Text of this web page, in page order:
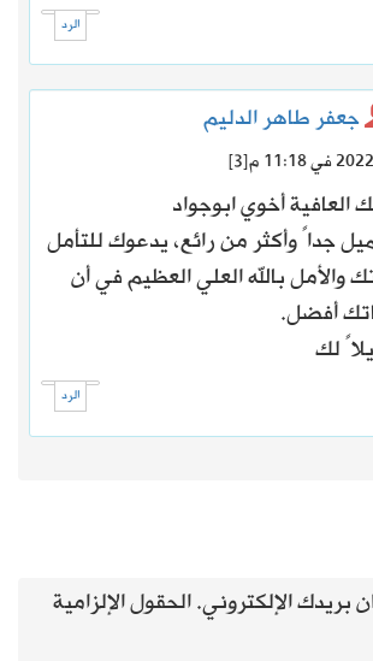
الرد
جعفر طاهر الدليم
[3]
العافية أخوي ابوجواد
جداً وأكثر من رائع، يدعوك للتأمل
والأمل بالله العلي العظيم في أن
أفضل.
لك
الرد
بريدك الإلكتروني.الحقول الإلزامية